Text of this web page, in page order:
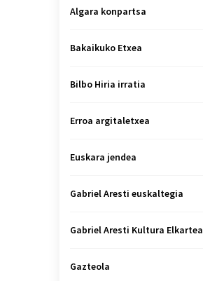
Algara konpartsa
Bakaikuko Etxea
Bilbo Hiria irratia
Erroa argitaletxea
Euskara jendea
Gabriel Aresti euskaltegia
Gabriel Aresti Kultura Elkartea
Gazteola